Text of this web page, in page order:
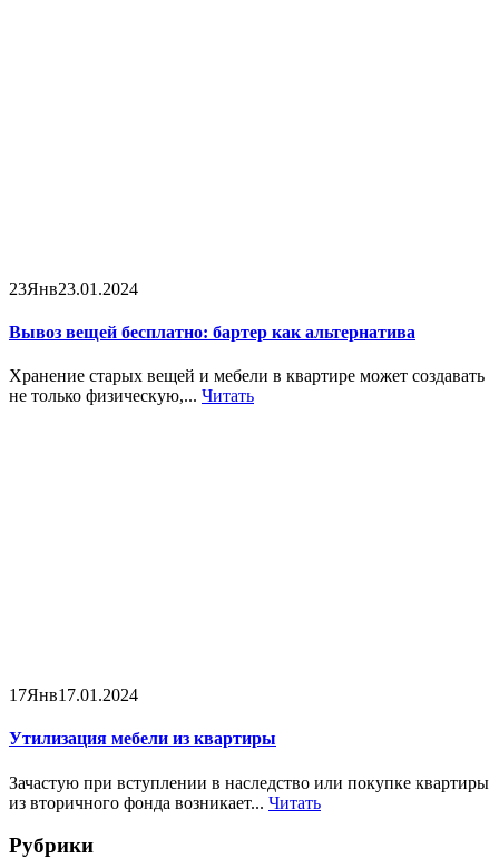
23Янв23.01.2024
Вывоз вещей бесплатно: бартер как альтернатива
Хранение старых вещей и мебели в квартире может создавать
не только физическую,... Читать
17Янв17.01.2024
Утилизация мебели из квартиры
Зачастую при вступлении в наследство или покупке квартиры
из вторичного фонда возникает... Читать
Рубрики